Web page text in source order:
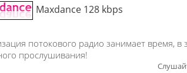
Maxdance 128 kbps
потокового радио занимает время,
прослушивания!